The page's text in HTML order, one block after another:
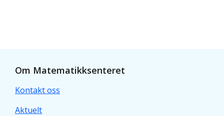
Om Matematikksenteret
Kontakt oss
Aktuelt